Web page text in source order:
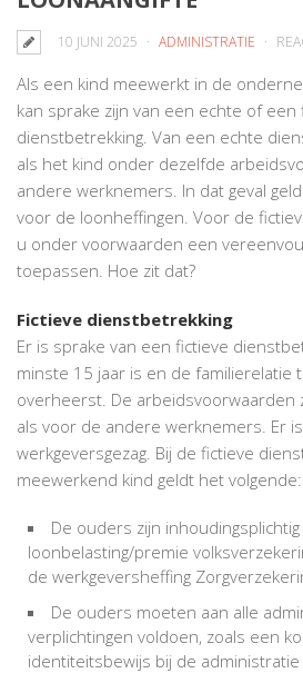
10 JUNI 2025 ADMINISTRATIE
Als een kind meewerkt in de
kan sprake zijn van een echte of een
dienstbetrekking. Van een echte
als het kind onder dezelfde
andere werknemers. In dat geval
voor de loonheffingen. Voor de
u onder voorwaarden een
toepassen. Hoe zit dat?
Fictieve dienstbetrekking
Er is sprake van een fictieve
minste 15 jaar is en de familierelatie
overheerst. De arbeidsvoorwaarden
als voor de andere werknemers. Er
werkgeversgezag. Bij de fictieve
meewerkend kind geldt het volgende:
De ouders zijn
loonbelasting/premie
de werkgeversheffing
De ouders moeten aan alle
verplichtingen voldoen, zoals een
identiteitsbewijs bij de administratie